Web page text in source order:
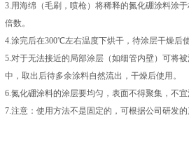
3.用海绵（毛刷，喷枪）将稀释的氮化硼涂料涂
倍数。
4.涂完后在300℃左右温度下烘干，待涂层干燥后使
5.对于无法接近的局部涂层（如细管内壁）可将
中，取出后待多余涂料自然流出，干燥后使用。
6.氮化硼涂料的涂层要均匀，表面不得聚集，不宜
7.注意：使用方法不是固定的，可根据公司研发的